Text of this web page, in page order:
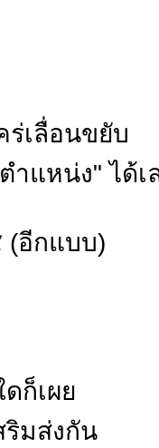
ร่เลื่อนขยับ
ำแหน่ง" ได้เ
อีกแบบ)
ก็เผย
ริมส่งกัน